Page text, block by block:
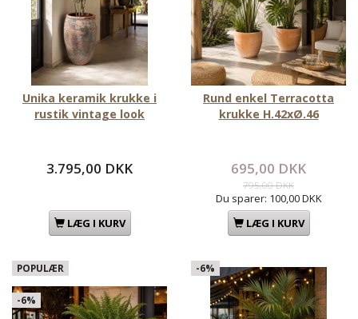
Unika keramik krukke i
rustik vintage look
3.795,00 DKK
LÆG I KURV
Rund enkel Terracotta
krukke H.42xØ.46
695,00 DKK
795,00 DKK
Du sparer: 100,00 DKK
LÆG I KURV
POPULÆR
-6%
-6%